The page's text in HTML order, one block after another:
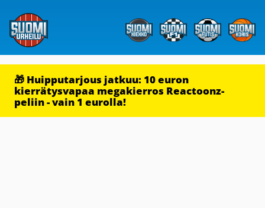
🎁 Huipputarjous jatkuu: 10 euron
kierrätysvapaa megakierros Reactoonz-
peliin - vain 1 eurolla!